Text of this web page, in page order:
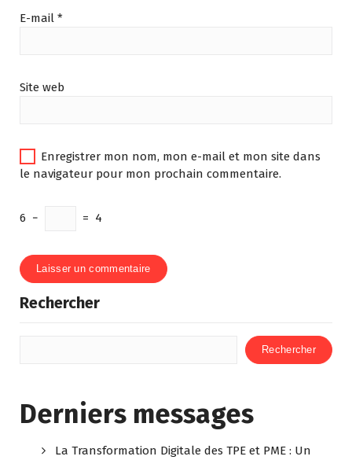
E-mail *
Site web
Enregistrer mon nom, mon e-mail et mon site dans
le navigateur pour mon prochain commentaire.
6 − = 4
Rechercher
Rechercher
Derniers messages
La Transformation Digitale des TPE et PME : Un